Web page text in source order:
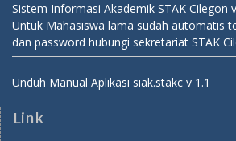
Sistem Informasi Akademik STAK Cilegon
Untuk Mahasiswa lama sudah automatis
dan password hubungi sekretariat STAK
Unduh Manual Aplikasi siak.stakc v 1.1
Link